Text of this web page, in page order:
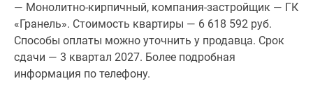
— Монолитно-кирпичный, компания-застройщик — ГК
«Гранель». Стоимость квартиры — 6 618 592 руб.
Способы оплаты можно уточнить у продавца. Срок
сдачи — 3 квартал 2027. Более подробная
информация по телефону.